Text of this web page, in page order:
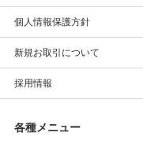
個人情報保護方針
新規お取引について
採用情報
各種メニュー